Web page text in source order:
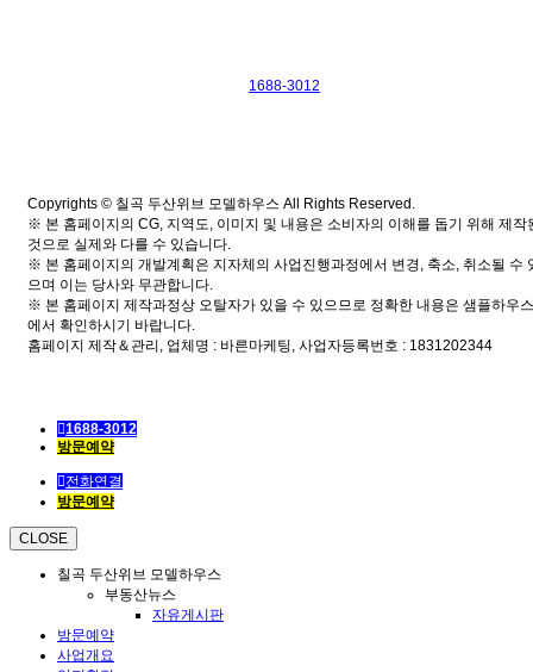
1688-3012
Copyrights © 칠곡 두산위브 모델하우스 All Rights Reserved.
※ 본 홈페이지의 CG, 지역도, 이미지 및 내용은 소비자의 이해를 돕기 위해 제작
것으로 실제와 다를 수 있습니다.
※ 본 홈페이지의 개발계획은 지자체의 사업진행과정에서 변경, 축소, 취소될 수
으며 이는 당사와 무관합니다.
※ 본 홈페이지 제작과정상 오탈자가 있을 수 있으므로 정확한 내용은 샘플하우스
에서 확인하시기 바랍니다.
홈페이지 제작＆관리, 업체명 : 바른마케팅, 사업자등록번호 : 1831202344
1688-3012
방문예약
전화연결
방문예약
CLOSE
칠곡 두산위브 모델하우스
부동산뉴스
자유게시판
방문예약
사업개요